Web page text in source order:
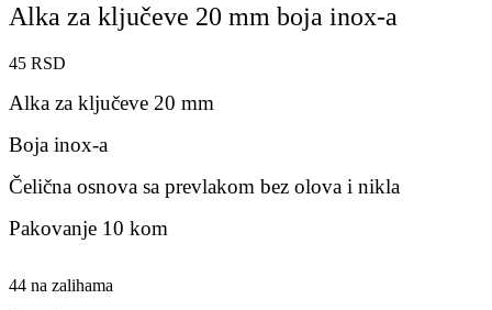
Alka za ključeve 20 mm boja inox-a
45 RSD
Alka za ključeve 20 mm
Boja inox-a
Čelična osnova sa prevlakom bez olova i nikla
Pakovanje 10 kom
44 na zalihama